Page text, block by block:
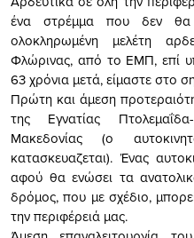
ένα στρέμμα που δεν θα
ολοκληρωμένη μελέτη
Φλώρινας, από το ΕΜΠ, επί
63 χρόνια μετά, είμαστε στο
Πρώτη και άμεση
της Εγνατίας
Μακεδονίας (ο
κατασκευαζεται). Ένας
αφού θα ενώσει τα
δρόμος, που με σχέδιο,
την περιφέρειά μας.